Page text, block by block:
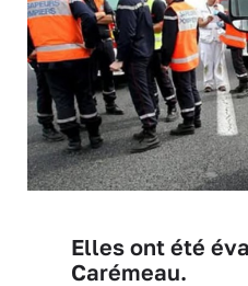
Elles ont été
Carémeau.